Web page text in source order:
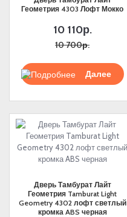
Геометрия 4303 Лофт Мокко
10 110р.
10 700р.
Подробнее
Дверь Тамбурат Лайт
Геометрия Tamburat Light
Geometry 4302 лофт светлый
кромка ABS черная